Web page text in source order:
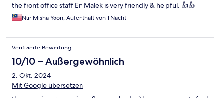
the front office staff En Malek is very friendly & helpful. 👍👍
Nur Misha Yoon, Aufenthalt von 1 Nacht
Verifizierte Bewertung
10/10 – Außergewöhnlich
2. Okt. 2024
Mit Google übersetzen